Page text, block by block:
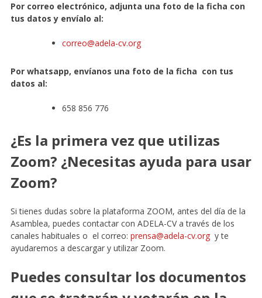
Por correo electrónico, adjunta una foto de la ficha con
tus datos y envíalo al:
correo@adela-cv.org
Por whatsapp, envíanos una foto de la ficha con tus
datos al:
658 856 776
¿Es la primera vez que utilizas
Zoom? ¿Necesitas ayuda para usar
Zoom?
Si tienes dudas sobre la plataforma ZOOM, antes del día de la
Asamblea, puedes contactar con ADELA-CV a través de los
canales habituales o el correo: prensa@adela-cv.orgy te
ayudaremos a descargar y utilizar Zoom.
Puedes consultar los documentos